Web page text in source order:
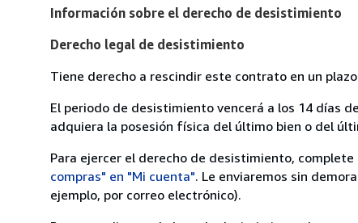
Información sobre el derecho de desistimiento
Derecho legal de desistimiento
Tiene derecho a rescindir este contrato en un
El periodo de desistimiento vencerá a los 14 días
adquiera la posesión física del último bien o del
Para ejercer el derecho de desistimiento,
compras" en "Mi cuenta". Le enviaremos sin
ejemplo, por correo electrónico).